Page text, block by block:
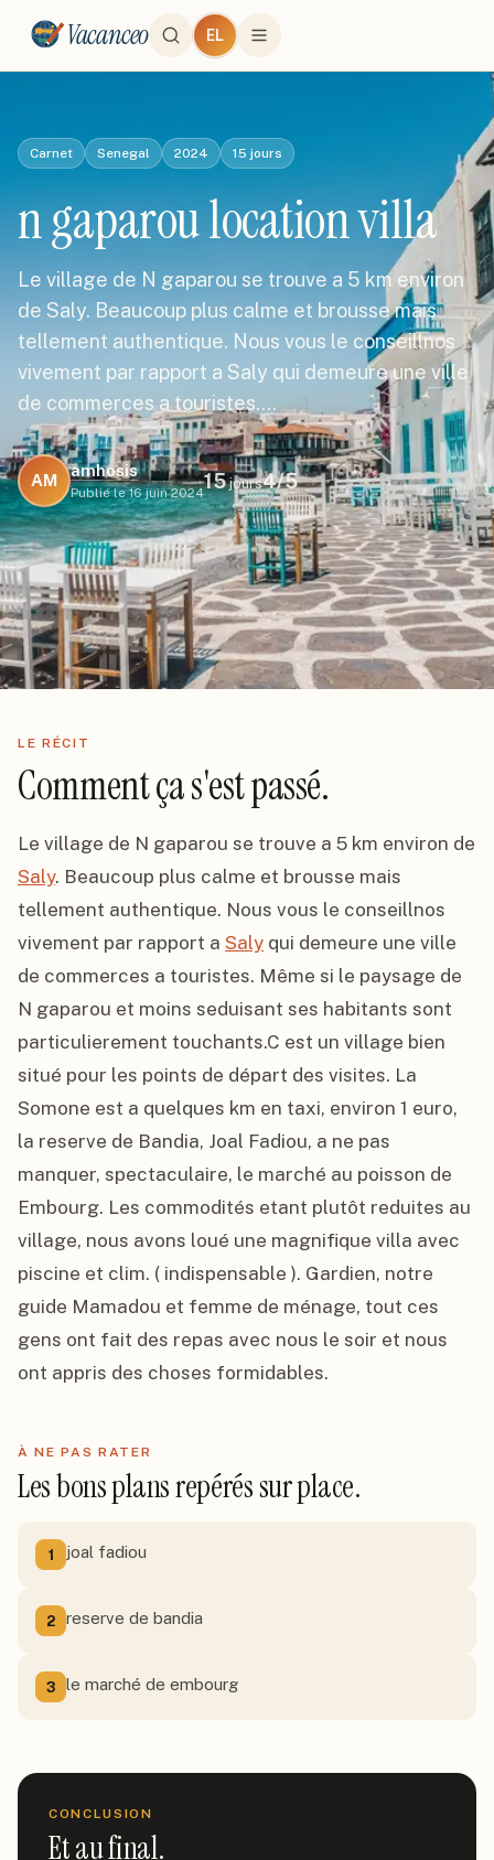
Vacanceo EL
Carnet Senegal 2024 15 jours
n gaparou location villa
Le village de N gaparou se trouve a 5 km environ
de Saly. Beaucoup plus calme et brousse mais
tellement authentique. Nous vous le conseillnos
vivement par rapport a Saly qui demeure une ville
de commerces a touristes.…
AM
amhosis
Publié le 16 juin 2024
15jours4/5
LE RÉCIT
Comment ça s'est passé.
Saly. Beaucoup plus calme et brousse mais
tellement authentique. Nous vous le conseillnos
vivement par rapport a Saly qui demeure une ville
de commerces a touristes. Même si le paysage de
N gaparou et moins seduisant ses habitants sont
particulierement touchants.C est un village bien
situé pour les points de départ des visites. La
Somone est a quelques km en taxi, environ 1 euro,
la reserve de Bandia, Joal Fadiou, a ne pas
manquer, spectaculaire, le marché au poisson de
Embourg. Les commodités etant plutôt reduites au
village, nous avons loué une magnifique villa avec
piscine et clim. ( indispensable ). Gardien, notre
guide Mamadou et femme de ménage, tout ces
gens ont fait des repas avec nous le soir et nous
ont appris des choses formidables.
À NE PAS RATER
Les bons plans repérés sur place.
1 joal fadiou
2 reserve de bandia
3 le marché de embourg
CONCLUSION
Et au final.